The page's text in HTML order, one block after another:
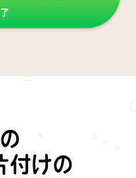
付けの